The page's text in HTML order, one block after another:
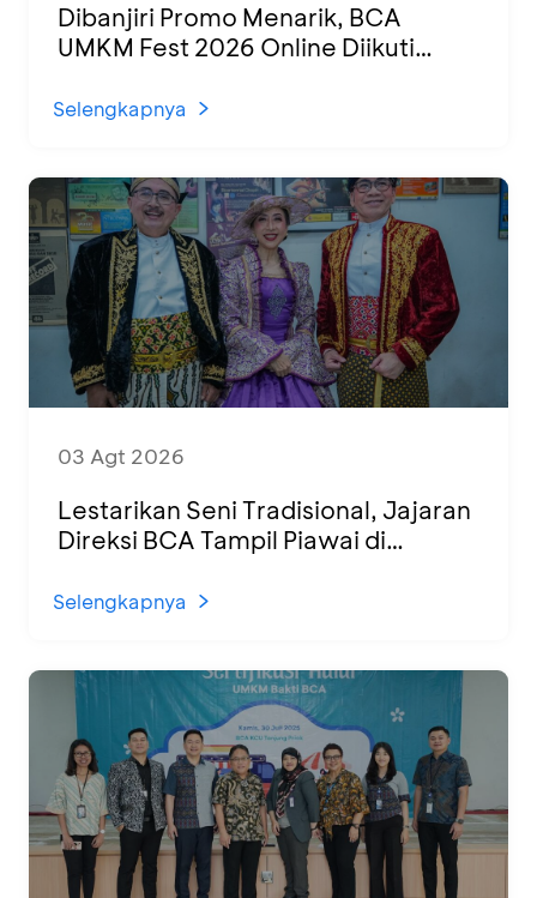
Dibanjiri Promo Menarik, BCA
UMKM Fest 2026 Online Diikuti
Selengkapnya
03 Agt 2026
Lestarikan Seni Tradisional, Jajaran
Direksi BCA Tampil Piawai di
Selengkapnya